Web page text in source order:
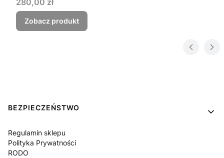
280,00 zł
Zobacz produkt
Linki w stopce
BEZPIECZEŃSTWO
Regulamin sklepu
Polityka Prywatności
RODO